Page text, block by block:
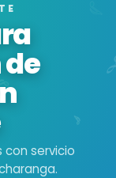
con servicio